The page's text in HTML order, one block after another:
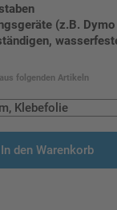
(z.B.
folgenden Artikeln
In den Warenkorb